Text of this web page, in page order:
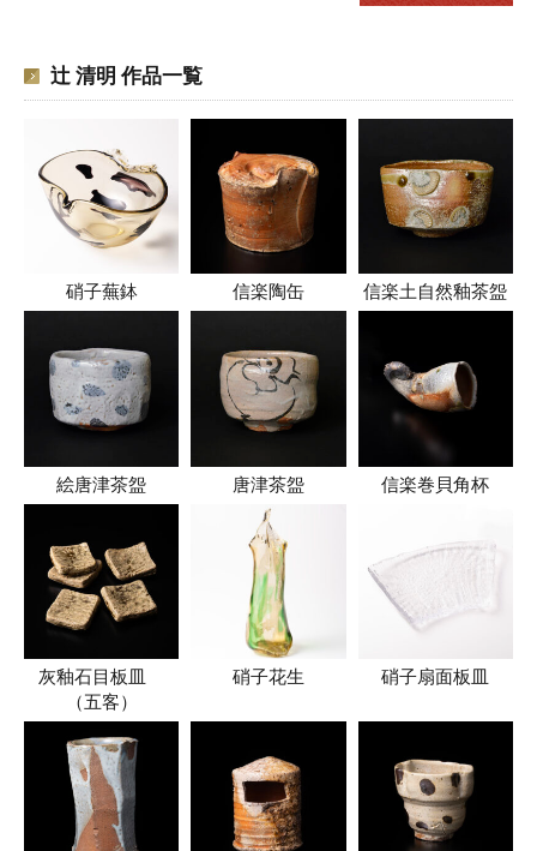
辻 清明 作品一覧
硝子蕪鉢 信楽陶缶 信楽土自然釉茶盌
絵唐津茶盌 唐津茶盌 信楽巻貝角杯
灰釉石目板皿
（五客）
硝子花生 硝子扇面板皿